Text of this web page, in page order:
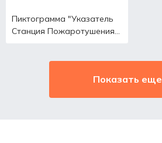
Пиктограмма "Указатель
Станция Пожаротушения
Показать еще